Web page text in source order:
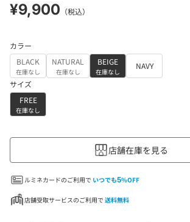
¥9,900 （税込）
カラー
BLACK
在庫なし
NATURAL
在庫なし
BEIGE
在庫なし
NAVY
サイズ
FREE
在庫なし
店舗在庫を見る
ルミネカードのご利用で いつでも5%OFF
店舗受取サービスのご利用で 送料無料